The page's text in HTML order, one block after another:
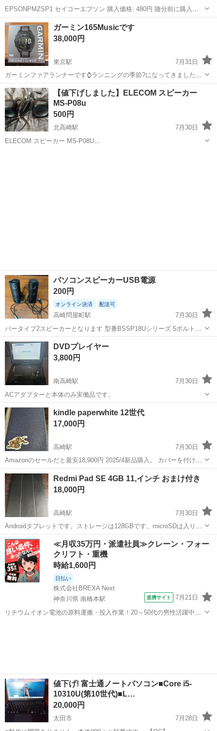
EPSONPMZSP1 セイコーエプソン 購入価格: 480円 随分前に購入し
たものです。 枚数確認のため開封しました。 1点は未使用（20枚）、
もう一点は５枚入っており 合計31枚です。 申し訳ございませんが こ
ちらの...
群馬 高崎市
ガーミン165Musicです
38,000円
東京駅
7月31日
ガーミンファアランナーです⌚ランニングの季節?になってきました。
ランニングや軽い運動で健康管理していきましょう。ガーミンはラン
ニングやウォーキングの方にとても良いです。ランニング機能は充実
していますので、日頃の健康管理、睡眠...
群馬 伊勢崎市 東京駅 パソコン ガーミン
【値下げしました】ELECOM スピーカー
MS-P08u
500円
北高崎駅
7月30日
ELECOM スピーカー MS-P08U
パソコンスピーカーUSB電源
200円
オンライン決済 配送可
高崎問屋町駅
7月30日
バータイプ2スピーカーとなります 型番BSSP18Uシリーズ 5ボルト
USB電源、消費電力2.5ワット 製造元バッファロークロヨウサプライ
中国製
群馬 高崎市 高崎問屋町駅
DVDプレイヤー
3,800円
南高崎駅
7月30日
ACアダプターと本体のみ実働品です。
群馬 高崎市
kindle paperwhite 12世代
17,000円
高崎駅
7月30日
Amazonのセールだと最安18,900円 2025/4新品購入。 カバーを付け
て、フィルム（iPad用のを100均で購入し、ハサミでカットして貼り付
け）で保護していました。iPad Miniを購入したので、お譲りし...
群馬 高崎市
Redmi Pad SE 4GB 11,インチ おまけ付き
18,000円
高崎駅
7月30日
Androidタブレットです。ストレージは128GBです。microSDは入りま
す。2024年春に新品購入。純正ケースと純正ガラスフィルムを装着し
てあります。ケースはそれなりに使用感あります。OSは常に最新に更
新して、屋内で...
群馬 高崎市 高崎駅 タブレットPC
≪月収35万円・派遣社員≫クレーン・フォー
クリフト・重機
時給1,600円
日払い
株式会社BREXA Next
神奈川県 南橋本駅
提携サイト 7月21日
リチウムイオン電池の原料運搬・投入作業！20～50代の男性活躍中★
値下げ! 富士通ノートパソコン■Core i5-
10310U(第10世代)■L…
20,000円
太田市
7月28日